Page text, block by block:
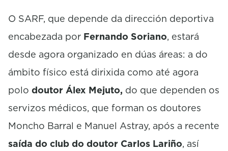
O SARF, que depende da dirección deportiva
encabezada por Fernando Soriano, estará
desde agora organizado en dúas áreas: a do
ámbito físico está dirixida como até agora
polo doutor Álex Mejuto, do que dependen os
servizos médicos, que forman os doutores
Moncho Barral e Manuel Astray, após a recente
saída do club do doutor Carlos Lariño, así